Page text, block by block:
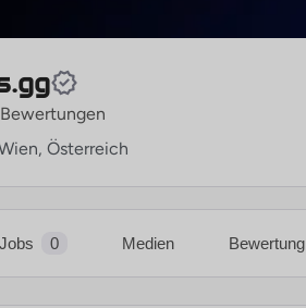
Österreich
Jobs 0 Medien Bewertung